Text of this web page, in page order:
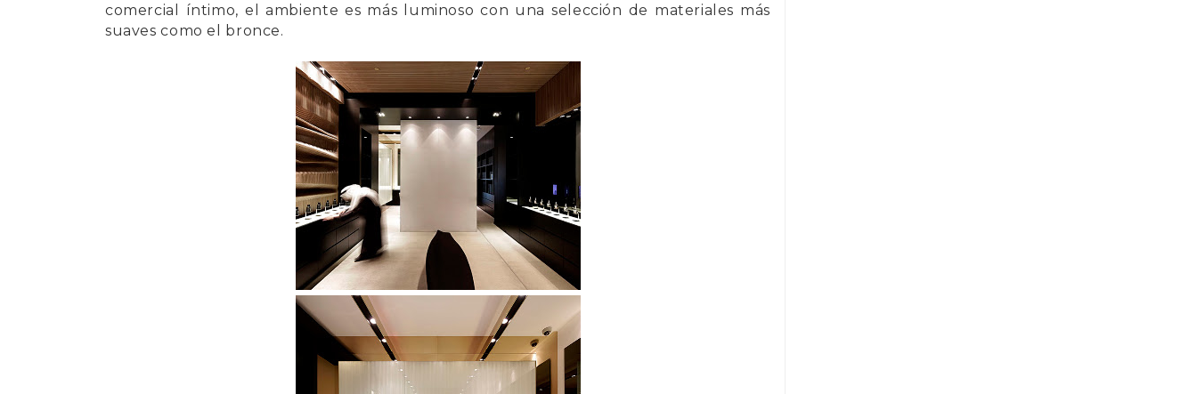
comercial íntimo, el ambiente es más luminoso con una selección de materiales más
suaves como el bronce.